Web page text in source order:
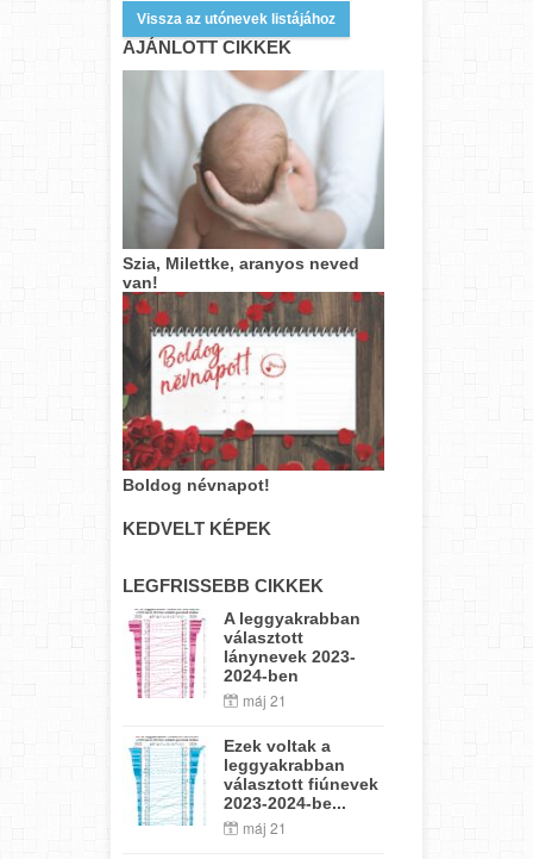
Vissza az utónevek listájához
AJÁNLOTT CIKKEK
Szia, Milettke, aranyos neved
van!
Boldog névnapot!
KEDVELT KÉPEK
LEGFRISSEBB CIKKEK
A leggyakrabban
választott
lánynevek 2023-
2024-ben
máj 21
Ezek voltak a
leggyakrabban
választott fiúnevek
2023-2024-be...
máj 21